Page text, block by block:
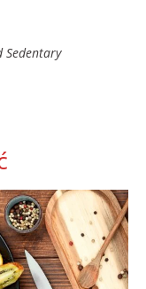
Sedentary